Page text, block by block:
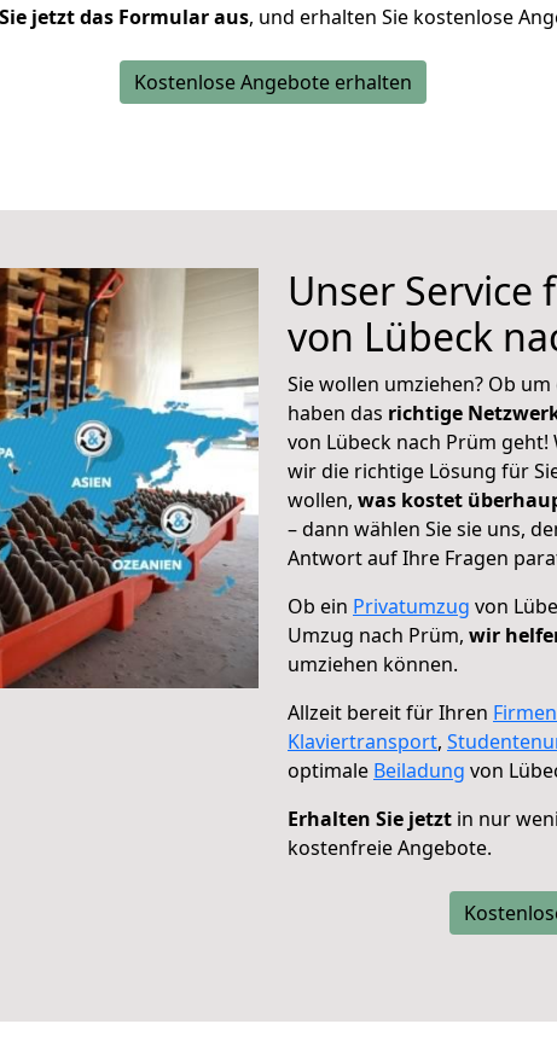
jetzt das Formular aus, und erhalten Sie kostenlose
Kostenlose Angebote erhalten
Unser Service
von Lübeck
Sie wollen umziehen? Ob
haben das richtige
von Lübeck nach Prüm
wir die richtige Lösung für
wollen, was kostet
– dann wählen Sie sie uns,
Antwort auf Ihre Fragen
Ob ein Privatumzug von
Umzug nach Prüm, wir
umziehen können.
Allzeit bereit für Ihren
Klaviertransport,
optimale Beiladung von
Erhalten Sie jetzt in nur
kostenfreie Angebote.